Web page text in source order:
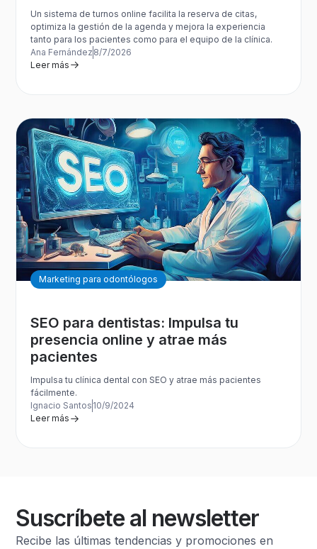
Un sistema de turnos online facilita la reserva de citas,
optimiza la gestión de la agenda y mejora la experiencia
tanto para los pacientes como para el equipo de la clínica.
Ana Fernández 8/7/2026
Leer más
Marketing para odontólogos
SEO para dentistas: Impulsa tu
presencia online y atrae más
pacientes
Impulsa tu clínica dental con SEO y atrae más pacientes
fácilmente.
Ignacio Santos 10/9/2024
Leer más
Suscríbete al newsletter
Recibe las últimas tendencias y promociones en